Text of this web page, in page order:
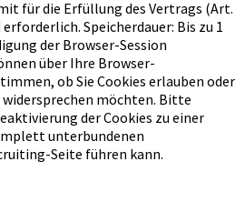
für die Erfüllung des Vertrags (Art.
erforderlich. Speicherdauer: Bis zu 1
der Browser-Session
über Ihre Browser-
ob Sie Cookies erlauben oder
möchten. Bitte
der Cookies zu einer
unterbundenen
Seite führen kann.